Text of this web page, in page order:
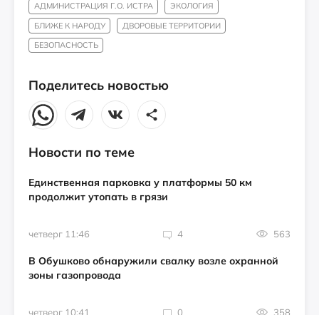
АДМИНИСТРАЦИЯ Г.О. ИСТРА
ЭКОЛОГИЯ
БЛИЖЕ К НАРОДУ
ДВОРОВЫЕ ТЕРРИТОРИИ
БЕЗОПАСНОСТЬ
Поделитесь новостью
Новости по теме
Единственная парковка у платформы 50 км
продолжит утопать в грязи
четверг 11:46 4 563
В Обушково обнаружили свалку возле охранной
зоны газопровода
четверг 10:41 0 358